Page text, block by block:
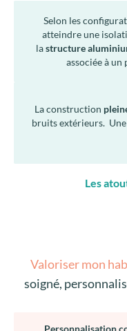
Selon les
atteindre une
lastructure
associée à
La construction
bruits extérieurs.
Les
Valoriser mon
soigné,